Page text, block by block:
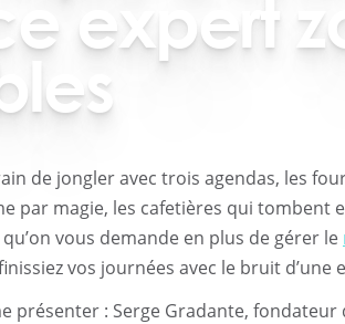
expert
de jongler avec trois agendas, les
par magie, les cafetières qui tombent
vous demande en plus de gérer le
vos journées avec le bruit
présenter : Serge Gradante, fondateur